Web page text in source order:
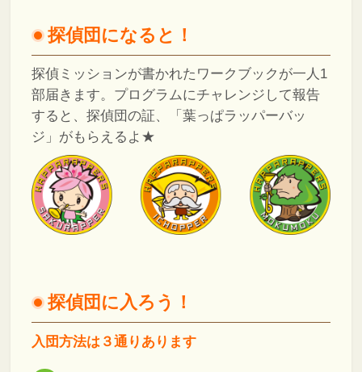
探偵団になると！
探偵ミッションが書かれたワークブックが一人1
部届きます。プログラムにチャレンジして報告
すると、探偵団の証、「葉っぱラッパーバッ
ジ」がもらえるよ★
探偵団に入ろう！
入団方法は３通りあります